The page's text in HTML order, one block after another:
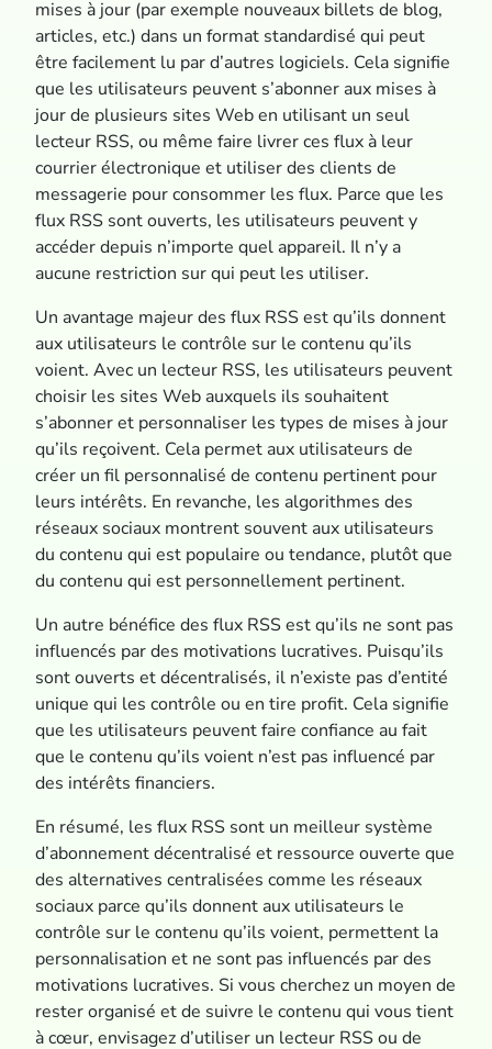
mises à jour (par exemple nouveaux billets de blog,
articles, etc.) dans un format standardisé qui peut
être facilement lu par d’autres logiciels. Cela signifie
que les utilisateurs peuvent s’abonner aux mises à
jour de plusieurs sites Web en utilisant un seul
lecteur RSS, ou même faire livrer ces flux à leur
courrier électronique et utiliser des clients de
messagerie pour consommer les flux. Parce que les
flux RSS sont ouverts, les utilisateurs peuvent y
accéder depuis n’importe quel appareil. Il n’y a
aucune restriction sur qui peut les utiliser.
Un avantage majeur des flux RSS est qu’ils donnent
aux utilisateurs le contrôle sur le contenu qu’ils
voient. Avec un lecteur RSS, les utilisateurs peuvent
choisir les sites Web auxquels ils souhaitent
s’abonner et personnaliser les types de mises à jour
qu’ils reçoivent. Cela permet aux utilisateurs de
créer un fil personnalisé de contenu pertinent pour
leurs intérêts. En revanche, les algorithmes des
réseaux sociaux montrent souvent aux utilisateurs
du contenu qui est populaire ou tendance, plutôt que
du contenu qui est personnellement pertinent.
Un autre bénéfice des flux RSS est qu’ils ne sont pas
influencés par des motivations lucratives. Puisqu’ils
sont ouverts et décentralisés, il n’existe pas d’entité
unique qui les contrôle ou en tire profit. Cela signifie
que les utilisateurs peuvent faire confiance au fait
que le contenu qu’ils voient n’est pas influencé par
des intérêts financiers.
En résumé, les flux RSS sont un meilleur système
d’abonnement décentralisé et ressource ouverte que
des alternatives centralisées comme les réseaux
sociaux parce qu’ils donnent aux utilisateurs le
contrôle sur le contenu qu’ils voient, permettent la
personnalisation et ne sont pas influencés par des
motivations lucratives. Si vous cherchez un moyen de
rester organisé et de suivre le contenu qui vous tient
à cœur, envisagez d’utiliser un lecteur RSS ou de